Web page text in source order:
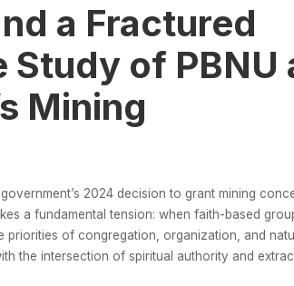
a Fractured
of PBNU
Mining
2024 decision to grant mining
a fundamental tension: when faith-based
priorities of congregation, organization, and
the intersection of spiritual authority and